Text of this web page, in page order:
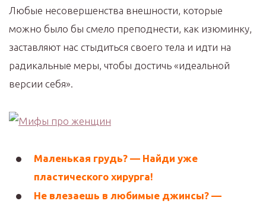
Любые несовершенства внешности, которые
можно было бы смело преподнести, как изюминку,
заставляют нас стыдиться своего тела и идти на
радикальные меры, чтобы достичь «идеальной
версии себя».
Маленькая грудь? — Найди уже
пластического хирурга!
Не влезаешь в любимые джинсы? —